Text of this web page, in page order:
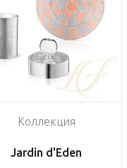
Коллекция
Jardin d'Eden